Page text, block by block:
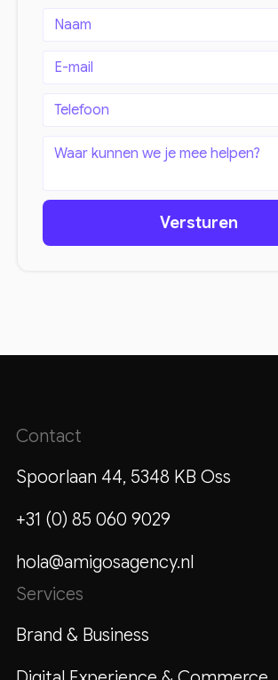
Contact
Spoorlaan 44, 5348 KB Oss
+31 (0) 85 060 9029
hola@amigosagency.nl
Services
Brand & Business